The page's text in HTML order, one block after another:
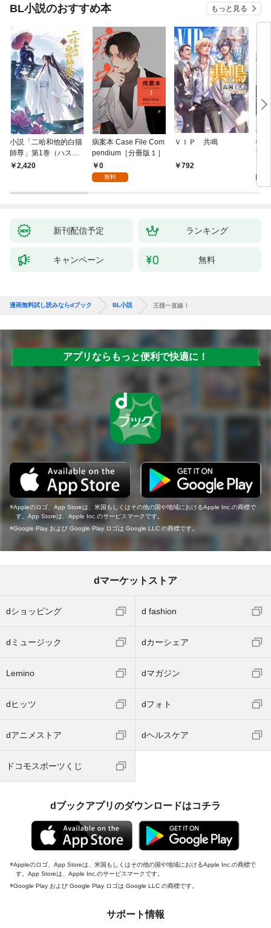
BL小説のおすすめ本 もっと見る
小説「二哈和他的白猫
師尊」第1巻（ハスキ
ーとかれのしろねこし
2,420
病案本 Case File Com
pendium［分冊版１］
0
無料
ＶＩＰ 共鳴
792
転
寵
新刊配信予定 ランキング
キャンペーン 無料
漫画無料試し読みならdブック BL小説 王様一直線！
アプリならもっと便利で快適に！
Appleのロゴ、App Storeは、米国もしくはその他の国や地域におけるApple Inc.の商標で
す。App Storeは、Apple Inc.のサービスマークです。
Google Play および Google Play ロゴは Google LLC の商標です。
dマーケットストア
dショッピング d fashion
dミュージック dカーシェア
Lemino dマガジン
dヒッツ dフォト
dアニメストア dヘルスケア
ドコモスポーツくじ
dブックアプリのダウンロードはコチラ
Appleのロゴ、App Storeは、米国もしくはその他の国や地域におけるApple Inc.の商標で
す。App Storeは、Apple Inc.のサービスマークです。
Google Play および Google Play ロゴは Google LLC の商標です。
サポート情報